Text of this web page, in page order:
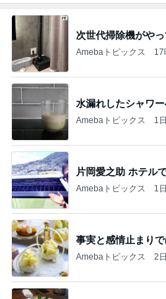
次世代掃除機がやっ
Amebaトピックス 17
水漏れしたシャワ
Amebaトピックス 1
片岡愛之助 ホテル
Amebaトピックス 1
事実と感情止まり
Amebaトピックス 2